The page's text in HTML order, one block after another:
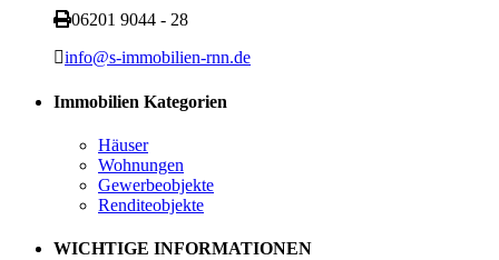
06201 9044 - 28
info@s-immobilien-rnn.de
Immobilien Kategorien
Häuser
Wohnungen
Gewerbeobjekte
Renditeobjekte
WICHTIGE INFORMATIONEN